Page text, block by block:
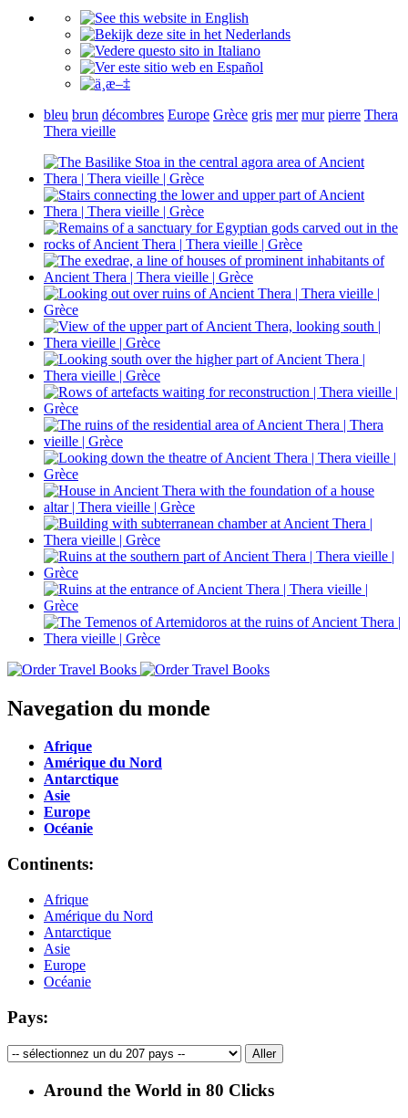
bleu brun décombres Europe Grèce gris mer mur pierre Thera
Thera vieille
Navegation du monde
Afrique
Amérique du Nord
Antarctique
Asie
Europe
Océanie
Continents:
Afrique
Amérique du Nord
Antarctique
Asie
Europe
Océanie
Pays:
Around the World in 80 Clicks